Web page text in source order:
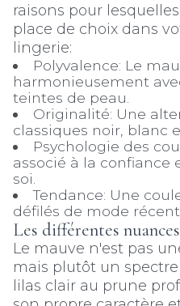
raisons pour
place de choix dans
lingerie:
Polyvalence: Le
harmonieusement
teintes de peau.
Originalité: Une
classiques noir, blanc
Psychologie des
associé à la confiance
soi.
Tendance: Une
défilés de mode
Les différentes
Le mauve n'est pas
mais plutôt un
lilas clair au prune